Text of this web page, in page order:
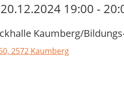
19:00 -
Kaumberg/
2572 Kaumberg